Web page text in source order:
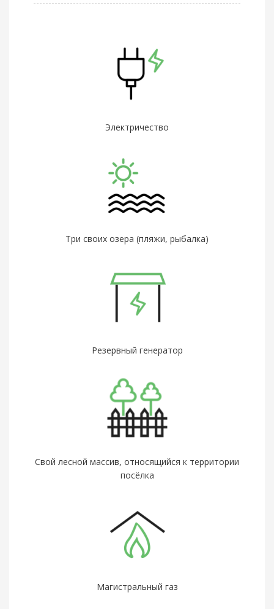
Электричество
Три своих озера (пляжи, рыбалка)
Резервный генератор
Свой лесной массив, относящийся к территории
посёлка
Магистральный газ